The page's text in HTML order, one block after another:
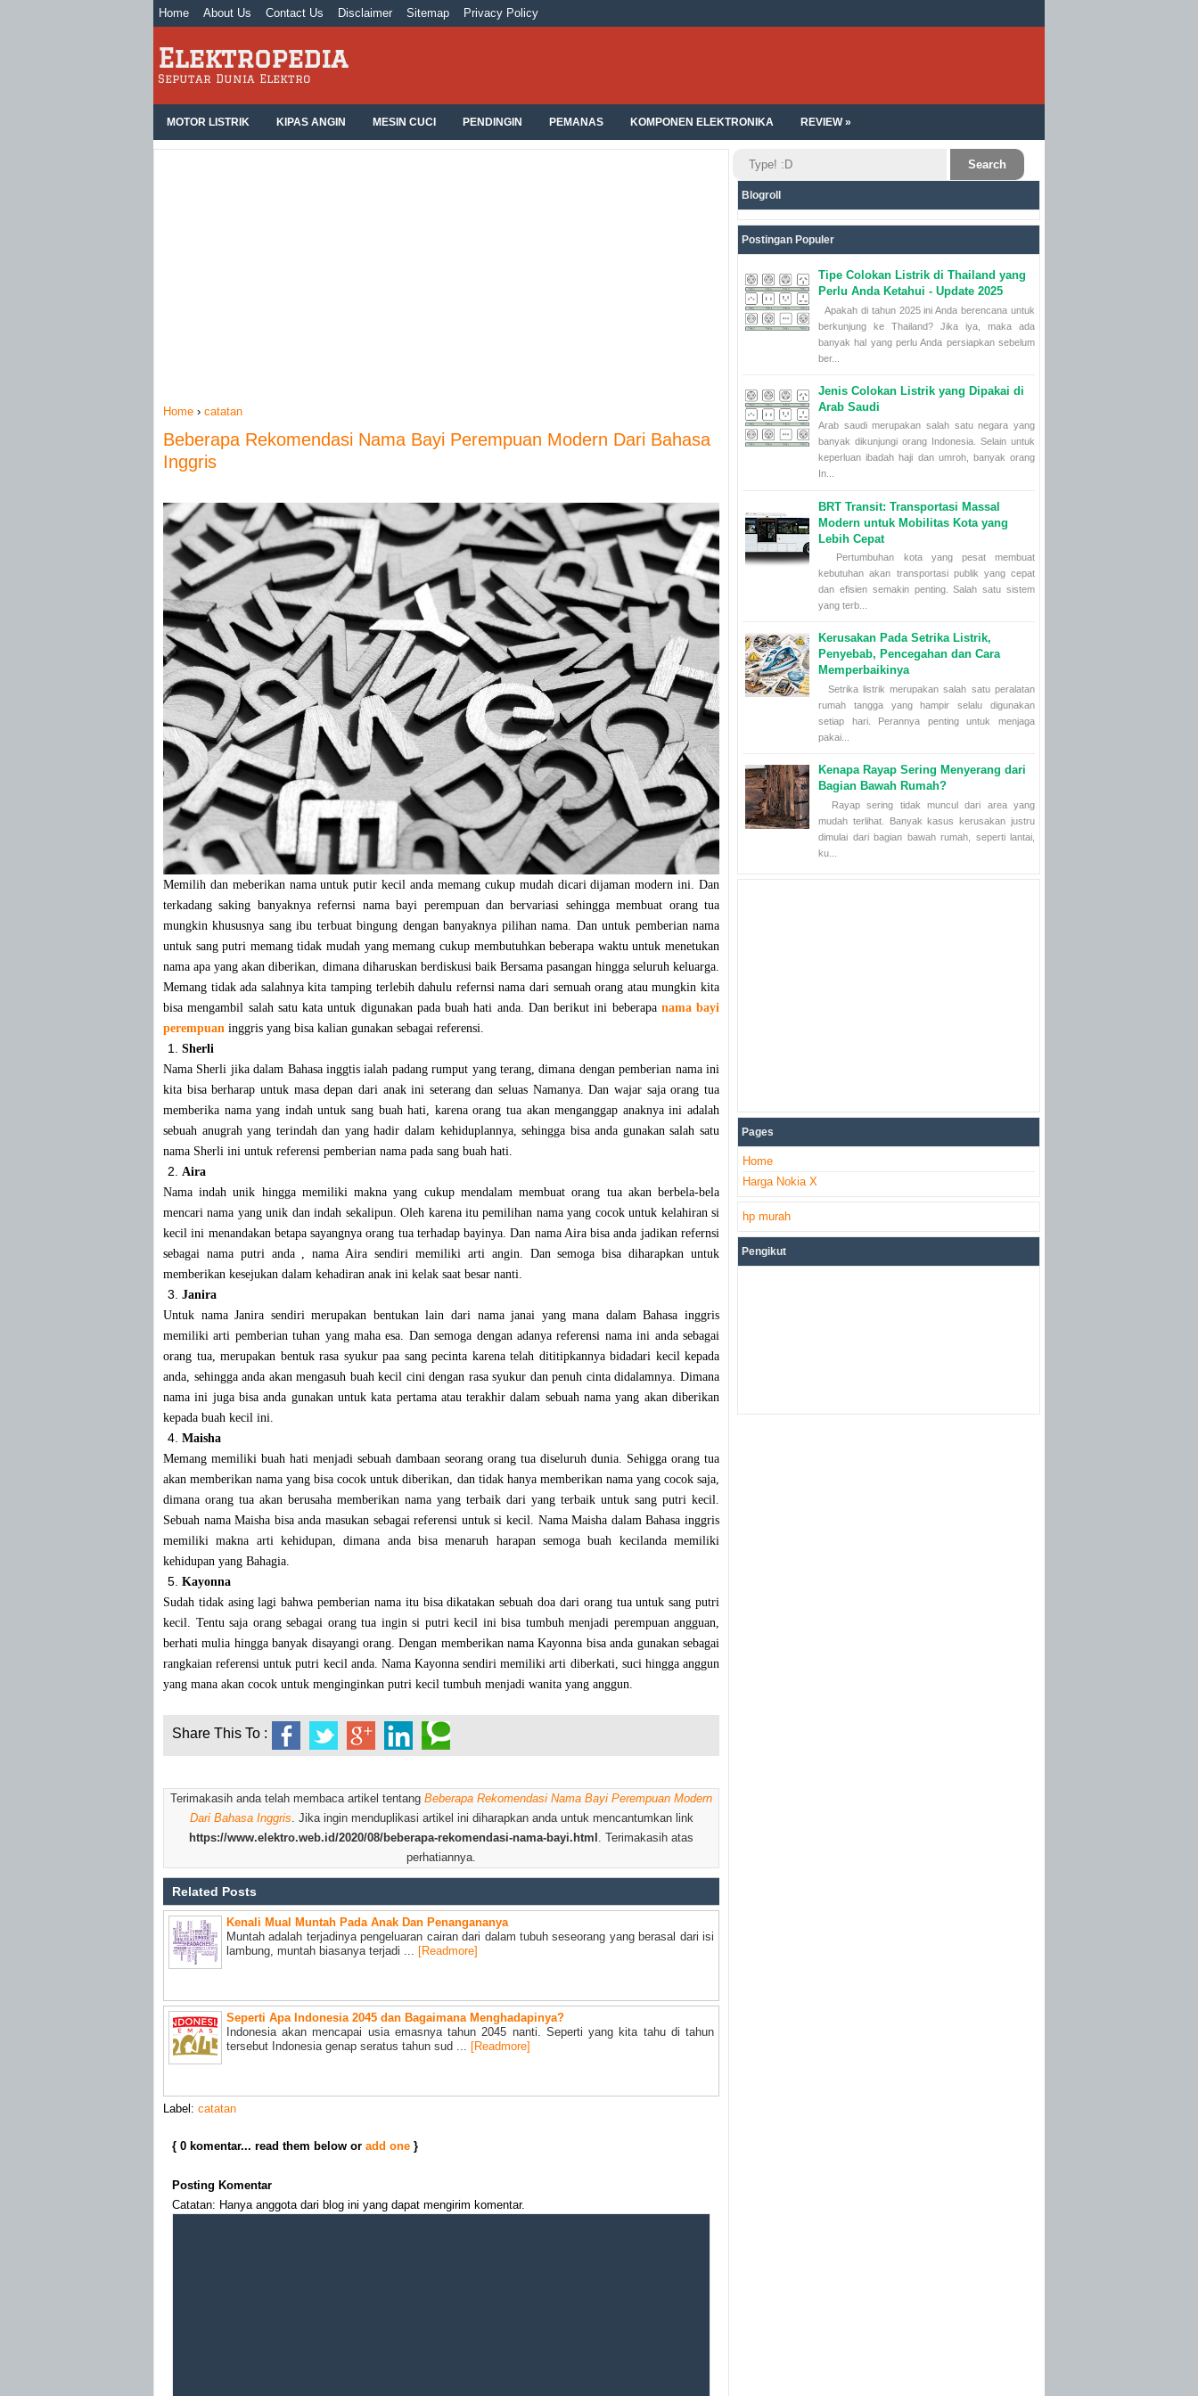
Home About Us Contact Us Disclaimer Sitemap Privacy Policy
Elektropedia
Seputar Dunia Elektro
MOTOR LISTRIK KIPAS ANGIN MESIN CUCI PENDINGIN PEMANAS KOMPONEN ELEKTRONIKA REVIEW »
Home › catatan
Beberapa Rekomendasi Nama Bayi Perempuan Modern Dari Bahasa
Inggris
Memilih dan meberikan nama untuk putir kecil anda memang cukup mudah dicari dijaman modern ini. Dan
terkadang saking banyaknya refernsi nama bayi perempuan dan bervariasi sehingga membuat orang tua
mungkin khususnya sang ibu terbuat bingung dengan banyaknya pilihan nama. Dan untuk pemberian nama
untuk sang putri memang tidak mudah yang memang cukup membutuhkan beberapa waktu untuk menetukan
nama apa yang akan diberikan, dimana diharuskan berdiskusi baik Bersama pasangan hingga seluruh keluarga.
Memang tidak ada salahnya kita tamping terlebih dahulu refernsi nama dari semuah orang atau mungkin kita
bisa mengambil salah satu kata untuk digunakan pada buah hati anda. Dan berikut ini beberapa nama bayi
perempuan inggris yang bisa kalian gunakan sebagai referensi.
Sherli
Nama Sherli jika dalam Bahasa inggtis ialah padang rumput yang terang, dimana dengan pemberian nama ini
kita bisa berharap untuk masa depan dari anak ini seterang dan seluas Namanya. Dan wajar saja orang tua
memberika nama yang indah untuk sang buah hati, karena orang tua akan menganggap anaknya ini adalah
sebuah anugrah yang terindah dan yang hadir dalam kehiduplannya, sehingga bisa anda gunakan salah satu
nama Sherli ini untuk referensi pemberian nama pada sang buah hati.
Aira
Nama indah unik hingga memiliki makna yang cukup mendalam membuat orang tua akan berbela-bela
mencari nama yang unik dan indah sekalipun. Oleh karena itu pemilihan nama yang cocok untuk kelahiran si
kecil ini menandakan betapa sayangnya orang tua terhadap bayinya. Dan nama Aira bisa anda jadikan refernsi
sebagai nama putri anda , nama Aira sendiri memiliki arti angin. Dan semoga bisa diharapkan untuk
memberikan kesejukan dalam kehadiran anak ini kelak saat besar nanti.
Janira
Untuk nama Janira sendiri merupakan bentukan lain dari nama janai yang mana dalam Bahasa inggris
memiliki arti pemberian tuhan yang maha esa. Dan semoga dengan adanya referensi nama ini anda sebagai
orang tua, merupakan bentuk rasa syukur paa sang pecinta karena telah dititipkannya bidadari kecil kepada
anda, sehingga anda akan mengasuh buah kecil cini dengan rasa syukur dan penuh cinta didalamnya. Dimana
nama ini juga bisa anda gunakan untuk kata pertama atau terakhir dalam sebuah nama yang akan diberikan
kepada buah kecil ini.
Maisha
Memang memiliki buah hati menjadi sebuah dambaan seorang orang tua diseluruh dunia. Sehigga orang tua
akan memberikan nama yang bisa cocok untuk diberikan, dan tidak hanya memberikan nama yang cocok saja,
dimana orang tua akan berusaha memberikan nama yang terbaik dari yang terbaik untuk sang putri kecil.
Sebuah nama Maisha bisa anda masukan sebagai referensi untuk si kecil. Nama Maisha dalam Bahasa inggris
memiliki makna arti kehidupan, dimana anda bisa menaruh harapan semoga buah kecilanda memiliki
kehidupan yang Bahagia.
Kayonna
Sudah tidak asing lagi bahwa pemberian nama itu bisa dikatakan sebuah doa dari orang tua untuk sang putri
kecil. Tentu saja orang sebagai orang tua ingin si putri kecil ini bisa tumbuh menjadi perempuan angguan,
berhati mulia hingga banyak disayangi orang. Dengan memberikan nama Kayonna bisa anda gunakan sebagai
rangkaian referensi untuk putri kecil anda. Nama Kayonna sendiri memiliki arti diberkati, suci hingga anggun
yang mana akan cocok untuk menginginkan putri kecil tumbuh menjadi wanita yang anggun.
Share This To :
Terimakasih anda telah membaca artikel tentang Beberapa Rekomendasi Nama Bayi Perempuan Modern
Dari Bahasa Inggris . Jika ingin menduplikasi artikel ini diharapkan anda untuk mencantumkan link
https://www.elektro.web.id/2020/08/beberapa-rekomendasi-nama-bayi.html . Terimakasih atas
perhatiannya.
Related Posts
Kenali Mual Muntah Pada Anak Dan Penangananya
Muntah adalah terjadinya pengeluaran cairan dari dalam tubuh seseorang yang berasal dari isi
lambung, muntah biasanya terjadi ... [Readmore]
Seperti Apa Indonesia 2045 dan Bagaimana Menghadapinya?
Indonesia akan mencapai usia emasnya tahun 2045 nanti. Seperti yang kita tahu di tahun
tersebut Indonesia genap seratus tahun sud ... [Readmore]
Label: catatan
{ 0 komentar... read them below or add one }
Posting Komentar
Catatan: Hanya anggota dari blog ini yang dapat mengirim komentar.
Blogroll
Postingan Populer
Tipe Colokan Listrik di Thailand yang
Perlu Anda Ketahui - Update 2025
Apakah di tahun 2025 ini Anda berencana untuk
berkunjung ke Thailand? Jika iya, maka ada
banyak hal yang perlu Anda persiapkan sebelum
ber...
Jenis Colokan Listrik yang Dipakai di
Arab Saudi
Arab saudi merupakan salah satu negara yang
banyak dikunjungi orang Indonesia. Selain untuk
keperluan ibadah haji dan umroh, banyak orang
In...
BRT Transit: Transportasi Massal
Modern untuk Mobilitas Kota yang
Lebih Cepat
Pertumbuhan kota yang pesat membuat
kebutuhan akan transportasi publik yang cepat
dan efisien semakin penting. Salah satu sistem
yang terb...
Kerusakan Pada Setrika Listrik,
Penyebab, Pencegahan dan Cara
Memperbaikinya
Setrika listrik merupakan salah satu peralatan
rumah tangga yang hampir selalu digunakan
setiap hari. Perannya penting untuk menjaga
pakai...
Kenapa Rayap Sering Menyerang dari
Bagian Bawah Rumah?
Rayap sering tidak muncul dari area yang
mudah terlihat. Banyak kasus kerusakan justru
dimulai dari bagian bawah rumah, seperti lantai,
ku...
Pages
Home
Harga Nokia X
hp murah
Pengikut